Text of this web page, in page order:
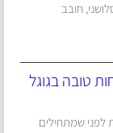
חובב
טובה בגוגל